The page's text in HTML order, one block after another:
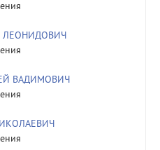
ВАДИМОВИЧ